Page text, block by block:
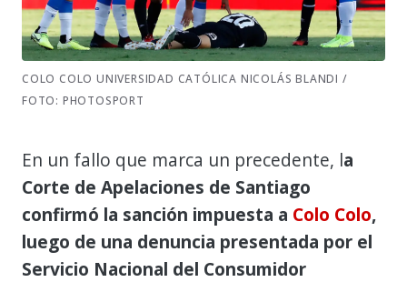
COLO COLO UNIVERSIDAD CATÓLICA NICOLÁS BLANDI /
FOTO: PHOTOSPORT
En un fallo que marca un precedente, la
Corte de Apelaciones de Santiago
confirmó la sanción impuesta a Colo Colo,
luego de una denuncia presentada por el
Servicio Nacional del Consumidor